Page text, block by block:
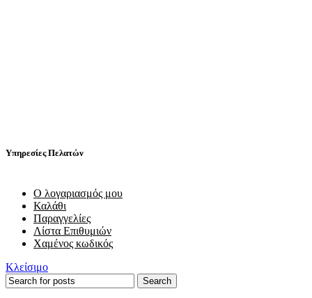
Υπηρεσίες Πελατών
Ο λογαριασμός μου
Καλάθι
Παραγγελίες
Λίστα Επιθυμιών
Χαμένος κωδικός
Κλείσιμο
Search